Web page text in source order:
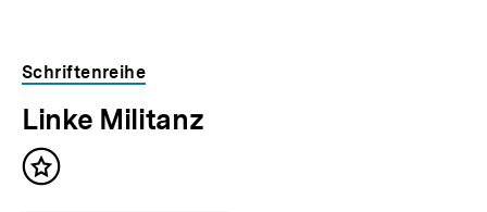
Schriftenreihe
Linke Militanz
Inhalt